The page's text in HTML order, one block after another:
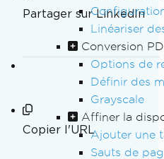
Linéariser
Conversion
Options de
Définir des
Grayscale
Affiner la
Ajouter une
Sauts de
Partager sur LinkedIn
Copier l'URL